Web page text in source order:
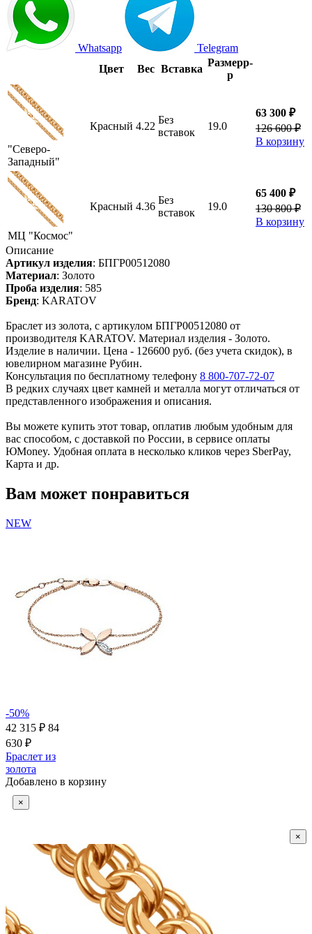
Whatsapp
Telegram
Цвет
Вес Вставка
Размерр-
р
"Северо-
Западный"
Красный 4.22
Без
вставок
19.0
63 300 ₽
126 600 ₽
В корзину
МЦ "Космос"
Красный 4.36
Без
вставок
19.0
65 400 ₽
130 800 ₽
В корзину
Описание
Артикул изделия: БПГР00512080
Материал: Золото
Проба изделия: 585
Бренд: KARATOV
Браслет из золота, с артикулом БПГР00512080 от
производителя KARATOV. Материал изделия - Золото.
Изделие в наличии. Цена - 126600 руб. (без учета скидок), в
ювелирном магазине Рубин.
Консультация по бесплатному телефону 8 800-707-72-07
В редких случаях цвет камней и металла могут отличаться от
представленного изображения и описания.
Вы можете купить этот товар, оплатив любым удобным для
вас способом, с доставкой по России, в сервисе оплаты
ЮMoney. Удобная оплата в несколько кликов через SberPay,
Карта и др.
Вам может понравиться
NEW
-50%
42 315 ₽ 84
630 ₽
Браслет из
золота
Добавлено в корзину
×
×